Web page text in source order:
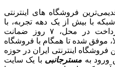
فروشگاه های اینترنتی
شبکه با بیش از یک دهه تجربه، با
پایبندی به سه اصل کلیدی، پرداخت در محل، ۷ روز ضمانت
موفق شده تا همگام با فروشگاه‌
فروشگاه اینترنتی ایران در حوزه
ورود به مسترجانبی با یک سایت